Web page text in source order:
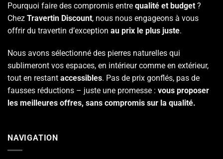
être
choisies
sur
page
du
Pourquoi faire des compromis entre qualité et budget ?
Chez Travertin Discount, nous nous engageons à vous
offrir du travertin d’exception au prix le plus juste.
Nous avons sélectionné des pierres naturelles qui
sublimeront vos espaces, en intérieur comme en extérieur,
tout en restant accessibles. Pas de prix gonflés, pas de
fausses réductions – juste une promesse : vous proposer
les meilleures offres, sans compromis sur la qualité.
NAVIGATION